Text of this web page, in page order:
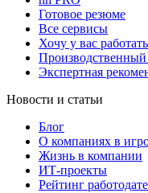
Готовое резюме
Все сервисы
Хочу у вас работать
Производственный
Экспертная
Новости и статьи
Блог
О компаниях в
Жизнь в компании
ИТ-проекты
Рейтинг